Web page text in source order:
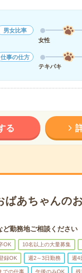
男女比率
女性
仕事の仕方
テキパキ
る
ばあちゃんの
勤務地ご相談ください
OK 10名以上の大量募集
録OK 週2～3日勤務 週4
での仕事 午後のみOK 残